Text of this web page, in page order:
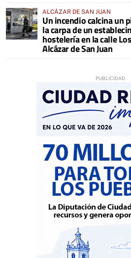
ALCÁZAR DE SAN JUAN
Un incendio calcina un
la carpa de un
hostelería en la calle
Alcázar de San Juan